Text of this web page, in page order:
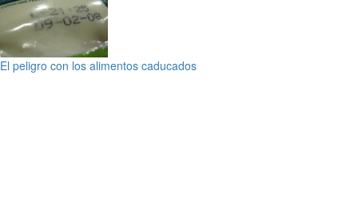
El peligro con los alimentos caducados